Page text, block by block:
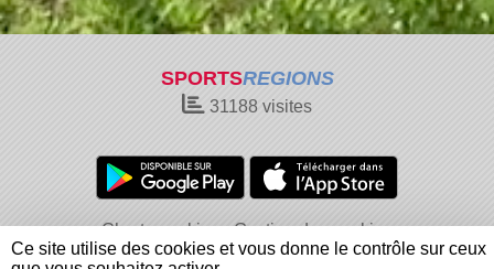
SPORTSREGIONS
31188 visites
Charte cookies
Gestion des cookies
Informations légales
Signaler un contenu inapproprié
Ce site utilise des cookies et vous donne le contrôle sur ceux